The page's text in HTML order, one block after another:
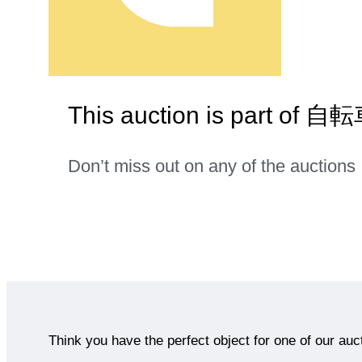
This auction is part of 自転
Don’t miss out on any of the auctions
Think you have the perfect object for one of our